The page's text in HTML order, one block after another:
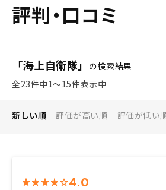
評判・口コミ
「海上自衛隊」
の検索結果
全23件中1〜15件表示中
新しい順 評価が高い順 評価が低い
4.0